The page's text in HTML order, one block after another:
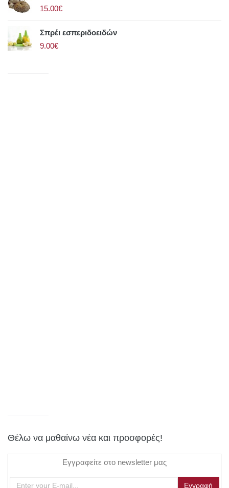
15.00€
Σπρέι εσπεριδοειδών
9.00€
Θέλω να μαθαίνω νέα και προσφορές!
Εγγραφείτε στο newsletter μας